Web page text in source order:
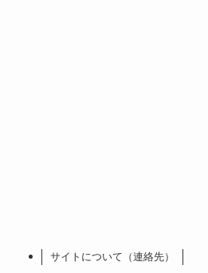
サイトについて（連絡先）